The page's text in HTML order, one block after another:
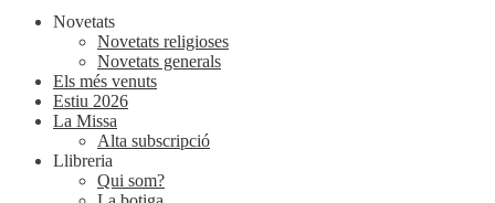
Novetats
Novetats religioses
Novetats generals
Els més venuts
Estiu 2026
La Missa
Alta subscripció
Llibreria
Qui som?